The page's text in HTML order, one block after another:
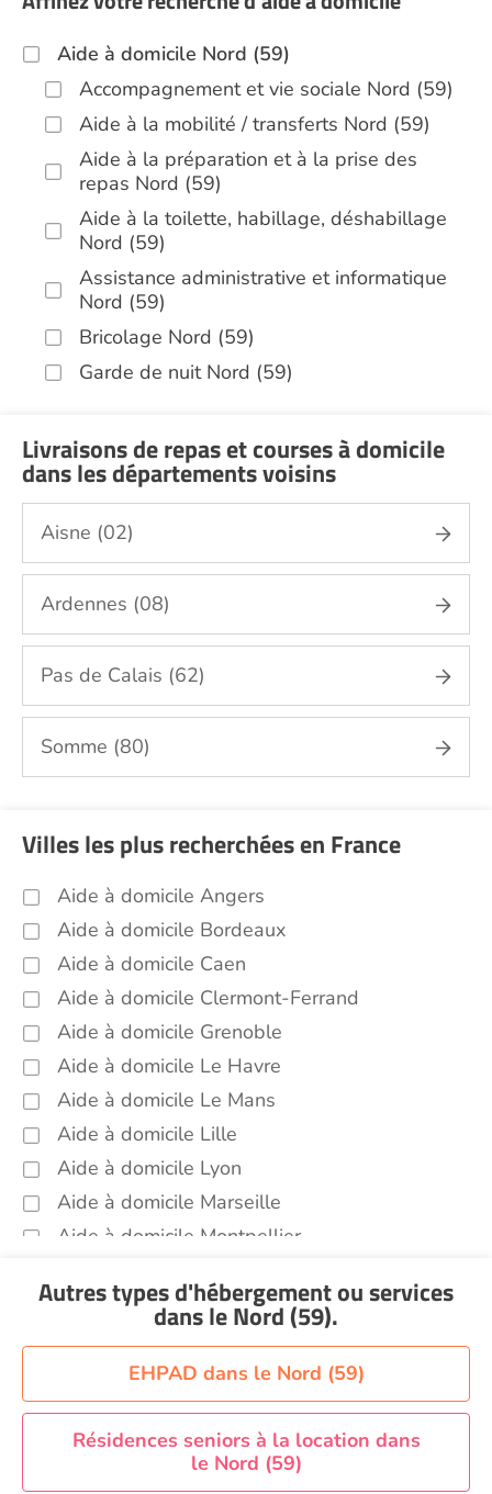
Aide à domicile Nord (59)
Accompagnement et vie sociale Nord (59)
Aide à la mobilité / transferts Nord (59)
Aide à la préparation et à la prise des
repas Nord (59)
Aide à la toilette, habillage, déshabillage
Nord (59)
Assistance administrative et informatique
Nord (59)
Bricolage Nord (59)
Garde de nuit Nord (59)
Infirmiers Nord (59)
Jardinage Nord (59)
Aide aux courses Nord (59)
Entretien du cadre de vie, ménage,
repassage, gestion du linge Nord (59)
Portage de repas Nord (59)
Sorties (promenades, rendez-vous
médicaux...) Nord (59)
Promenade animaux de compagnie Nord
(59)
Soins esthétiques Nord (59)
Voir toutes les aides à domicile dans le Nord (59)
Livraisons de repas et courses à domicile
dans les départements voisins
Aisne (02)
Ardennes (08)
Pas de Calais (62)
Somme (80)
Villes les plus recherchées en France
Aide à domicile Angers
Aide à domicile Bordeaux
Aide à domicile Caen
Aide à domicile Clermont-Ferrand
Aide à domicile Grenoble
Aide à domicile Le Havre
Aide à domicile Le Mans
Aide à domicile Lille
Aide à domicile Lyon
Aide à domicile Marseille
Aide à domicile Montpellier
Aide à domicile Nice
Aide à domicile Orléans
Aide à domicile Paris
Aide à domicile Perpignan
Aide à domicile Rennes
Autres types d'hébergement ou services
dans le Nord (59).
EHPAD dans le Nord (59)
Résidences seniors à la location dans
le Nord (59)